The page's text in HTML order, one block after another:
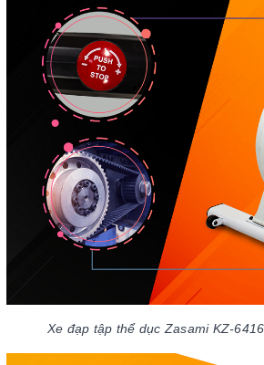
Xe đạp tập thể dục Zasami KZ-